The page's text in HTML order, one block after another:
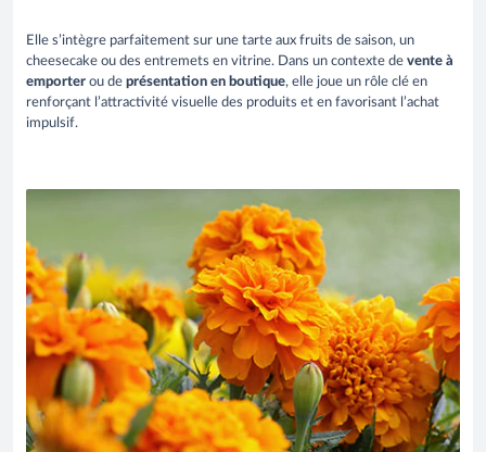
Elle s’intègre parfaitement sur une tarte aux fruits de saison, un
cheesecake ou des entremets en vitrine. Dans un contexte de vente à
emporter ou de présentation en boutique, elle joue un rôle clé en
renforçant l’attractivité visuelle des produits et en favorisant l’achat
impulsif.